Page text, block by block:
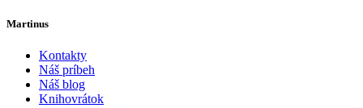
Martinus
Kontakty
Náš príbeh
Náš blog
Knihovrátok